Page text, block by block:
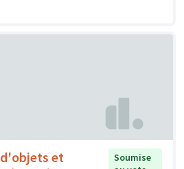
et
Soumise